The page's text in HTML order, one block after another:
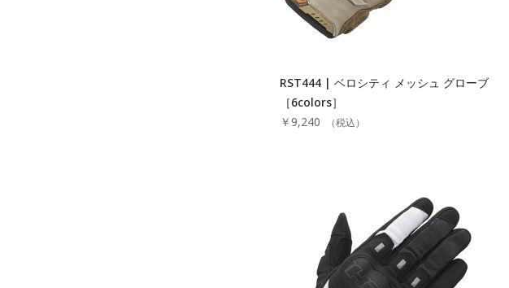
RST444 | ベロシティ メッシュ グローブ
［6colors］
￥9,240
（税込）